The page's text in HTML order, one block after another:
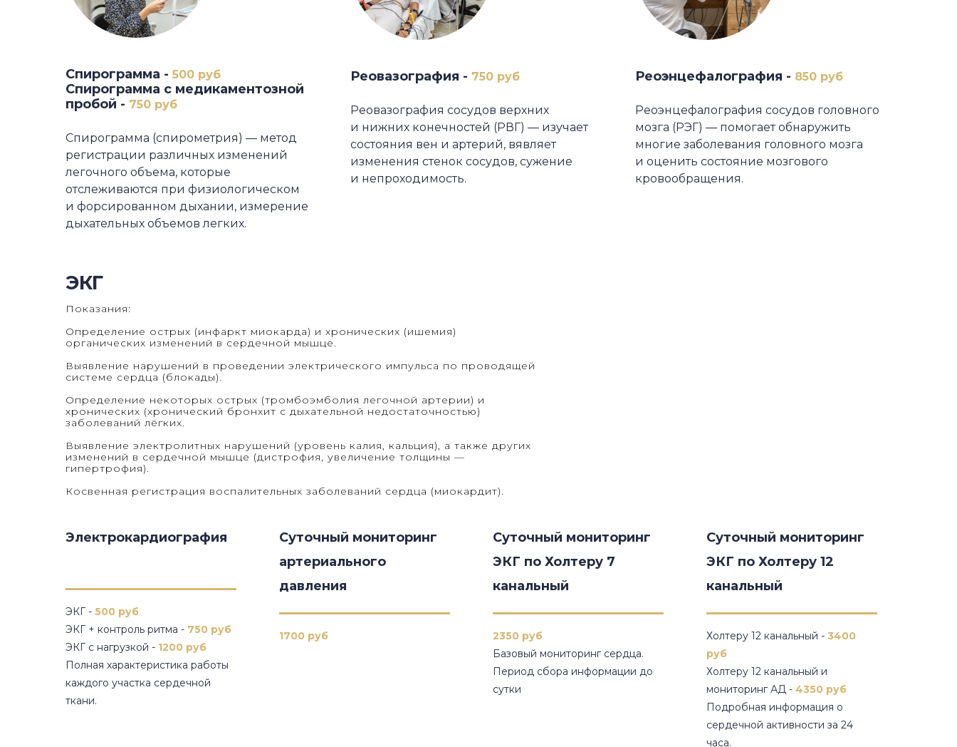
Спирограмма - 500 руб
Спирограмма с медикаментозной
пробой - 750 руб
Спирограмма (спирометрия) — метод
регистрации различных изменений
легочного объема, которые
отслеживаются при физиологическом
и форсированном дыхании, измерение
дыхательных объемов легких.
Реовазография - 750 руб
Реовазография сосудов верхних
и нижних конечностей (РВГ) — изучает
состояния вен и артерий, вявляет
изменения стенок сосудов, сужение
и непроходимость.
Реоэнцефалография - 850 руб
Реоэнцефалография сосудов головного
мозга (РЭГ) — помогает обнаружить
многие заболевания головного мозга
и оценить состояние мозгового
кровообращения.
ЭКГ
Показания:
Определение острых (инфаркт миокарда) и хронических (ишемия)
органических изменений в сердечной мышце.
Выявление нарушений в проведении электрического импульса по проводящей
системе сердца (блокады).
Определение некоторых острых (тромбоэмболия легочной артерии) и
хронических (хронический бронхит с дыхательной недостаточностью)
заболеваний лёгких.
Выявление электролитных нарушений (уровень калия, кальция), а также других
изменений в сердечной мышце (дистрофия, увеличение толщины —
гипертрофия).
Косвенная регистрация воспалительных заболеваний сердца (миокардит).
Электрокардиография
ЭКГ - 500 руб
ЭКГ + контроль ритма - 750 руб
ЭКГ с нагрузкой - 1200 руб
Полная характеристика работы
каждого участка сердечной
ткани.
Суточный мониторинг
артериального
давления
1700 руб
Суточный мониторинг
ЭКГ по Холтеру 7
канальный
2350 руб
Базовый мониторинг сердца.
Период сбора информации до
сутки
Суточный мониторинг
ЭКГ по Холтеру 12
канальный
Холтеру 12 канальный - 3400
руб
Холтеру 12 канальный и
мониторинг АД - 4350 руб
Подробная информация о
сердечной активности за 24
часа.